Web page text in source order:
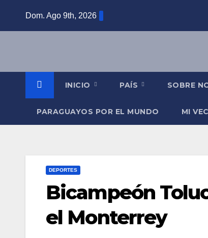
Dom. Ago 9th, 2026
INICIO PAÍS SOBRE
PARAGUAYOS POR EL MUNDO MI
DEPORTES
Bicampeón
el Monterrey